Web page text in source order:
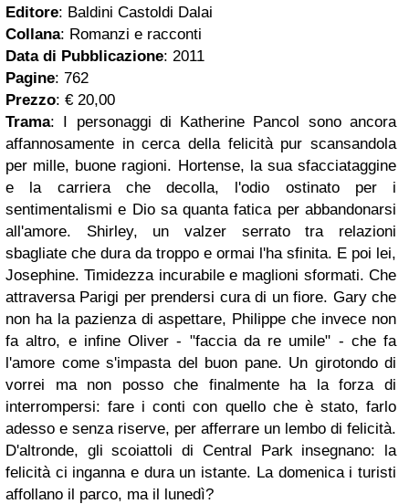
Editore: Baldini Castoldi Dalai
Collana: Romanzi e racconti
Data di Pubblicazione: 2011
Pagine: 762
Prezzo: € 20,00
Trama: I personaggi di Katherine Pancol sono ancora
affannosamente in cerca della felicità pur scansandola
per mille, buone ragioni. Hortense, la sua sfacciataggine
e la carriera che decolla, l'odio ostinato per i
sentimentalismi e Dio sa quanta fatica per abbandonarsi
all'amore. Shirley, un valzer serrato tra relazioni
sbagliate che dura da troppo e ormai l'ha sfinita. E poi lei,
Josephine. Timidezza incurabile e maglioni sformati. Che
attraversa Parigi per prendersi cura di un fiore. Gary che
non ha la pazienza di aspettare, Philippe che invece non
fa altro, e infine Oliver - "faccia da re umile" - che fa
l'amore come s'impasta del buon pane. Un girotondo di
vorrei ma non posso che finalmente ha la forza di
interrompersi: fare i conti con quello che è stato, farlo
adesso e senza riserve, per afferrare un lembo di felicità.
D'altronde, gli scoiattoli di Central Park insegnano: la
felicità ci inganna e dura un istante. La domenica i turisti
affollano il parco, ma il lunedì?